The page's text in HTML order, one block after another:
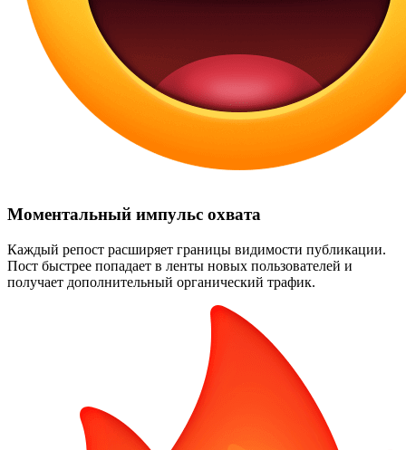
Моментальный импульс охвата
Каждый репост расширяет границы видимости публикации.
Пост быстрее попадает в ленты новых пользователей и
получает дополнительный органический трафик.